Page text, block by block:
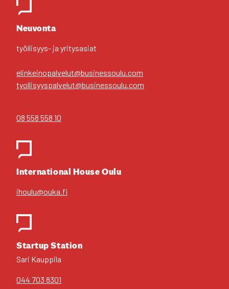
Neu­von­ta
työl­li­syys- ja yri­tys­asiat
elinkeinopalvelut@businessoulu.com
tyollisyyspalvelut@businessoulu.com
08 558 558 10
Inter­na­tio­nal House Oulu
ihoulu@ouka.fi
Star­tup Sta­tion
Sari Kaup­pi­la
044 703 8301